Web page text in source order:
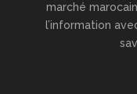
marché
l’information